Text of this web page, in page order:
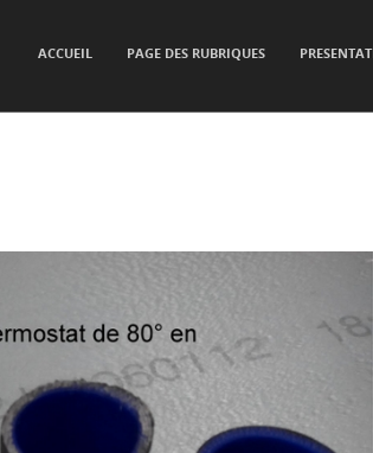
ACCUEIL PAGE DES RUBRIQUES